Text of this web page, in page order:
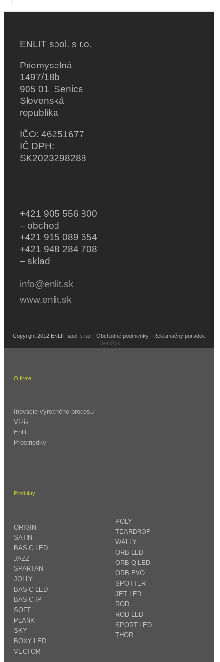
ENLIT spol. s r.o.
Priemyselná
1497/18b
905 01 Senica
Slovenská
republika
IČO: 46251677
IČ DPH:
SK2023298288
+421 905 556 800
– obchod
+421 915 089 654
+421 948 284 708
– sklad
info@enlit.sk
www.enlit.sk
Copyright 2012 ENLIT spol. s r.o. | Obchodné podmienky | Reklamačný poriadok
|WebSys
O firme
Inovácie výrobného procesu
Vízia
Enlit
Prostriedky
Produkty
ORIGIN
SATIN
BASIC LED
JAZZ
SPARTAN
JOLLY
BASIC LED
BASIC IP
SOFT
PLANK
SKY
BOXY LED
VECTOR
POLY
TEARDROP
WALLY
ORB LED
ORB Q LED
ORB EVO
SPOTTER
JET LED
ROD
ROD LED
SPORT LED
THOR